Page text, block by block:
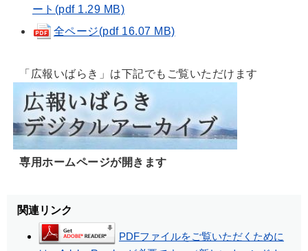
ート(pdf 1.29 MB)
全ページ(pdf 16.07 MB)
「広報いばらき」は下記でもご覧いただけます
専用ホームページが開きます
関連リンク
PDFファイルをご覧いただくために